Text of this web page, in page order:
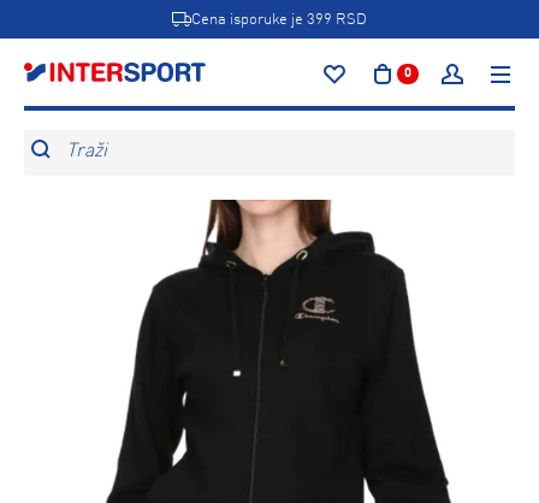
Cena isporuke je 399 RSD
0
Traži